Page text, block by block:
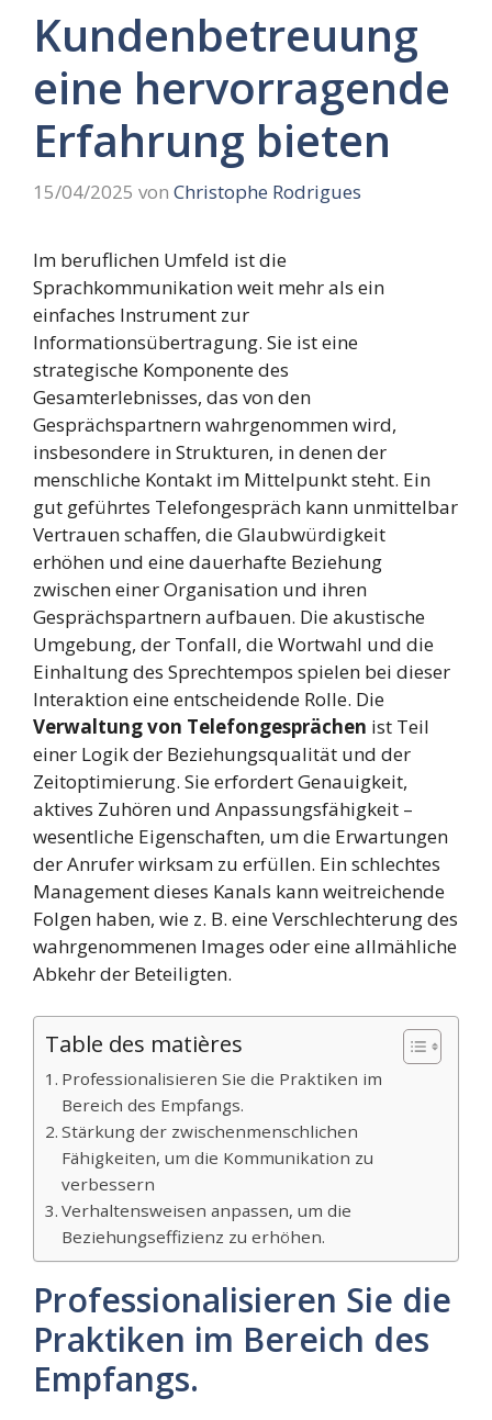
Kundenbetreuung
eine hervorragende
Erfahrung bieten
15/04/2025 von Christophe Rodrigues
Im beruflichen Umfeld ist die
Sprachkommunikation weit mehr als ein
einfaches Instrument zur
Informationsübertragung. Sie ist eine
strategische Komponente des
Gesamterlebnisses, das von den
Gesprächspartnern wahrgenommen wird,
insbesondere in Strukturen, in denen der
menschliche Kontakt im Mittelpunkt steht. Ein
gut geführtes Telefongespräch kann unmittelbar
Vertrauen schaffen, die Glaubwürdigkeit
erhöhen und eine dauerhafte Beziehung
zwischen einer Organisation und ihren
Gesprächspartnern aufbauen. Die akustische
Umgebung, der Tonfall, die Wortwahl und die
Einhaltung des Sprechtempos spielen bei dieser
Interaktion eine entscheidende Rolle. Die
Verwaltung von Telefongesprächen ist Teil
einer Logik der Beziehungsqualität und der
Zeitoptimierung. Sie erfordert Genauigkeit,
aktives Zuhören und Anpassungsfähigkeit –
wesentliche Eigenschaften, um die Erwartungen
der Anrufer wirksam zu erfüllen. Ein schlechtes
Management dieses Kanals kann weitreichende
Folgen haben, wie z. B. eine Verschlechterung des
wahrgenommenen Images oder eine allmähliche
Abkehr der Beteiligten.
Table des matières
Professionalisieren Sie die Praktiken im
Bereich des Empfangs.
Stärkung der zwischenmenschlichen
Fähigkeiten, um die Kommunikation zu
verbessern
Verhaltensweisen anpassen, um die
Beziehungseffizienz zu erhöhen.
Professionalisieren Sie die
Praktiken im Bereich des
Empfangs.